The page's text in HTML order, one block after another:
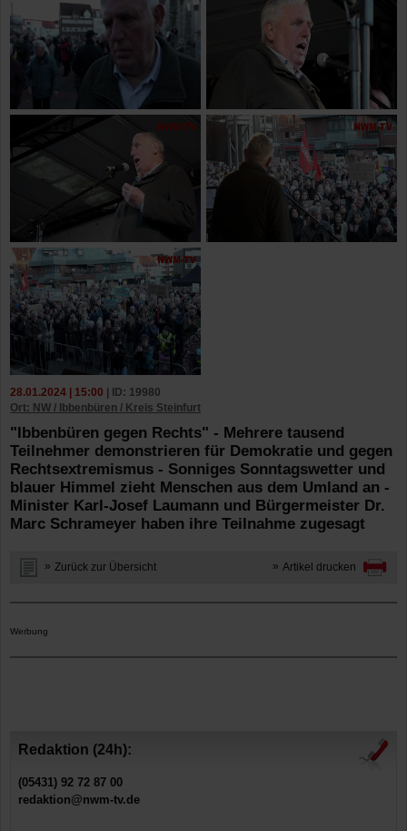
28.01.2024 | 15:00 | ID: 19980
Ort: NW / Ibbenbüren / Kreis Steinfurt
"Ibbenbüren gegen Rechts" - Mehrere tausend
Teilnehmer demonstrieren für Demokratie und gegen
Rechtsextremismus - Sonniges Sonntagswetter und
blauer Himmel zieht Menschen aus dem Umland an -
Minister Karl-Josef Laumann und Bürgermeister Dr.
Marc Schrameyer haben ihre Teilnahme zugesagt
Zurück zur Übersicht Artikel drucken
Werbung
Redaktion (24h):
(05431) 92 72 87 00
redaktion@nwm-tv.de